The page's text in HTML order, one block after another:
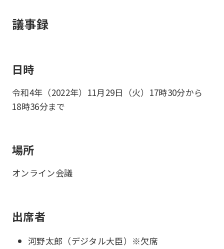
議事録
日時
令和4年（2022年）11月29日（火）17時30分から
18時36分まで
場所
オンライン会議
出席者
河野太郎（デジタル大臣）※欠席